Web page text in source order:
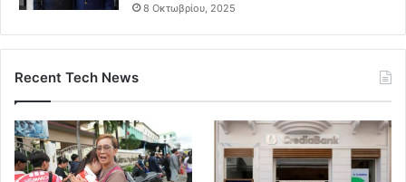
8 Οκτωβρίου, 2025
Recent Tech News